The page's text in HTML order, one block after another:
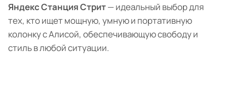
Яндекс Станция Стрит— идеальный выбор для
тех, кто ищет мощную, умную и портативную
колонку с Алисой, обеспечивающую свободу и
стиль в любой ситуации.